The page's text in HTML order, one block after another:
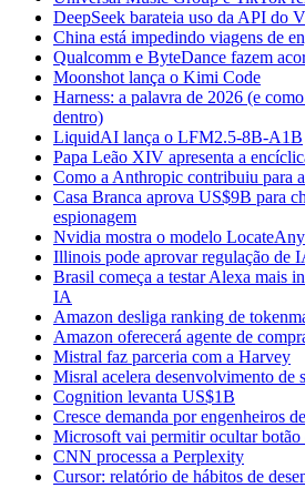
DeepSeek barateia uso da API do
China está impedindo viagens de
Qualcomm e ByteDance fazem
Moonshot lança o Kimi Code
Harness: a palavra de 2026 (e
dentro)
LiquidAI lança o LFM2.5-8B-A1B
Papa Leão XIV apresenta a
Como a Anthropic contribuiu para
Casa Branca aprova US$9B para
espionagem
Nvidia mostra o modelo
Illinois pode aprovar regulação de
Brasil começa a testar Alexa mais
IA
Amazon desliga ranking de
Amazon oferecerá agente de
Mistral faz parceria com a Harvey
Misral acelera desenvolvimento de
Cognition levanta US$1B
Cresce demanda por engenheiros
Microsoft vai permitir ocultar
CNN processa a Perplexity
Cursor: relatório de hábitos de